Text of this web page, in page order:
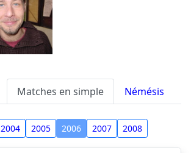
Matches en simple Némésis
2004 2005 2006 2007 2008